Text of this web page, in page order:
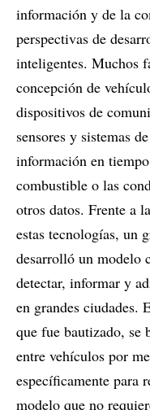
información y de la
perspectivas de
inteligentes. Muchos
concepción de
dispositivos de
sensores y sistemas
información en
combustible o las
otros datos. Frente a
estas tecnologías, un
desarrolló un modelo
detectar, informar y
en grandes ciudades.
que fue bautizado, se
entre vehículos por
específicamente para
modelo que no